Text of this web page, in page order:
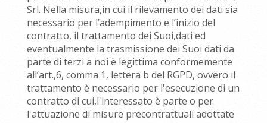
Srl. Nella misura,in cui il rilevamento dei dati sia
necessario per l’adempimento e l’inizio del
contratto, il trattamento dei Suoi,dati ed
eventualmente la trasmissione dei Suoi dati da
parte di terzi a noi è legittima conformemente
all’art.,6, comma 1, lettera b del RGPD, ovvero il
trattamento è necessario per l'esecuzione di un
contratto di cui,l'interessato è parte o per
l'attuazione di misure precontrattuali adottate